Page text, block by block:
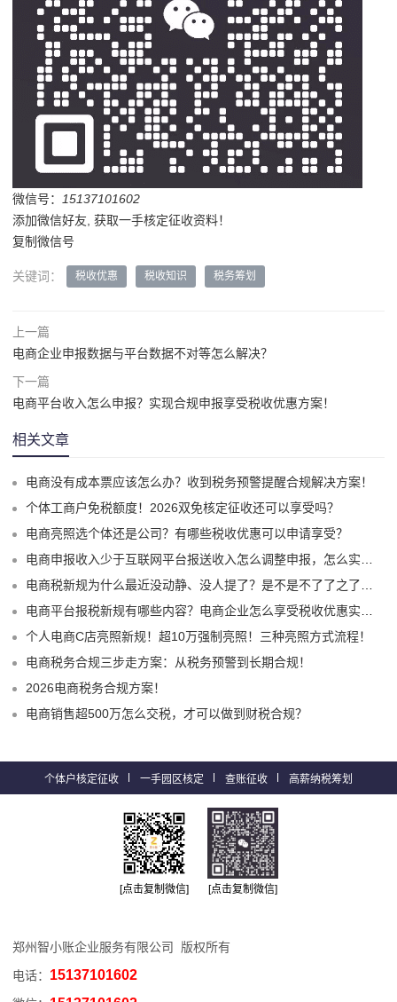
微信号： 15137101602
添加微信好友, 获取一手核定征收资料！
复制微信号
关键词： 税收优惠 税收知识 税务筹划
上一篇
电商企业申报数据与平台数据不对等怎么解决？
下一篇
电商平台收入怎么申报？实现合规申报享受税收优惠方案！
相关文章
电商没有成本票应该怎么办？收到税务预警提醒合规解决方案！
个体工商户免税额度！2026双免核定征收还可以享受吗？
电商亮照选个体还是公司？有哪些税收优惠可以申请享受？
电商申报收入少于互联网平台报送收入怎么调整申报，怎么实现合规申报享受税收优惠！
电商税新规为什么最近没动静、没人提了？是不是不了了之了嘛？
电商平台报税新规有哪些内容？电商企业怎么享受税收优惠实现税务合规？
个人电商C店亮照新规！超10万强制亮照！三种亮照方式流程！
电商税务合规三步走方案：从税务预警到长期合规！
2026电商税务合规方案！
电商销售超500万怎么交税，才可以做到财税合规？
个体户核定征收 一手园区核定 查账征收 高薪纳税筹划
[点击复制微信] [点击复制微信]
郑州智小账企业服务有限公司 版权所有
电话： 15137101602